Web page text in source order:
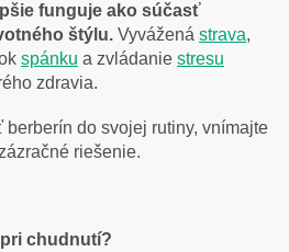
funguje ako súčasť
štýlu. Vyvážená strava,
spánku a zvládanie stresu
zdravia.
do svojej rutiny, vnímajte
riešenie.
chudnutí?